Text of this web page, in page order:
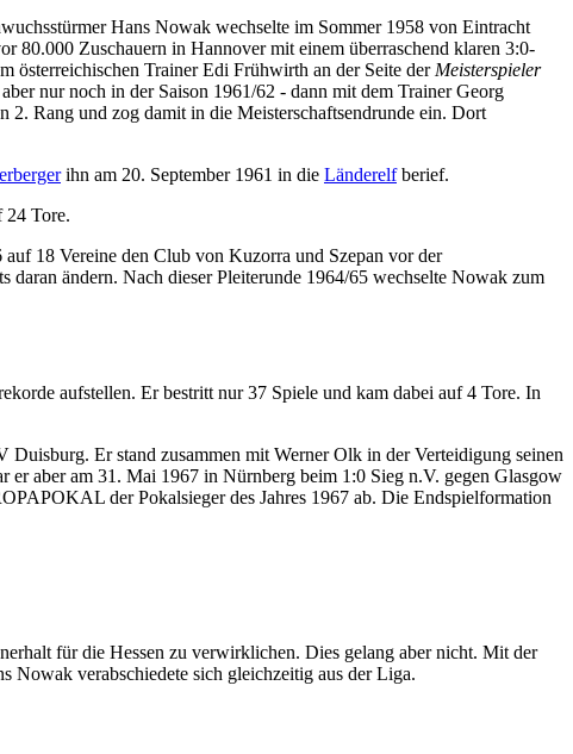
Hans Nowak wechselte im Sommer 1958 von Eintracht
80.000 Zuschauern in Hannover mit einem überraschend klaren 3:0-
österreichischen Trainer Edi Frühwirth an der Seite der Meisterspieler
nur noch in der Saison 1961/62 - dann mit dem Trainer Georg
Rang und zog damit in die Meisterschaftsendrunde ein. Dort
ihn am 20. September 1961 in die Länderelfberief.
24 Tore.
18 Vereine den Club von Kuzorra und Szepan vor der
ändern. Nach dieser Pleiterunde 1964/65 wechselte Nowak zum
aufstellen. Er bestritt nur 37 Spiele und kam dabei auf 4 Tore. In
Er stand zusammen mit Werner Olk in der Verteidigung seinen
aber am 31. Mai 1967 in Nürnberg beim 1:0 Sieg n.V. gegen Glasgow
der Pokalsieger des Jahres 1967 ab. Die Endspielformation
für die Hessen zu verwirklichen. Dies gelang aber nicht. Mit der
Nowak verabschiedete sich gleichzeitig aus der Liga.